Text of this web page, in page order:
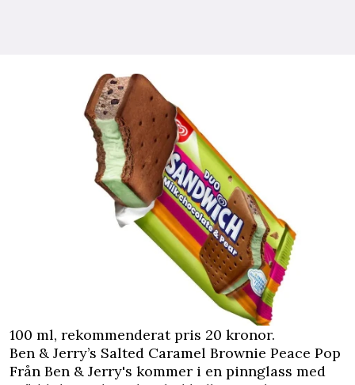
100 ml, rekommenderat pris 20 kronor.
Ben & Jerry’s Salted Caramel Brownie Peace Pop
Från Ben & Jerry's kommer i en pinnglass med